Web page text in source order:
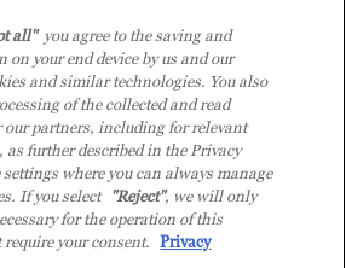
S.r.l. - Sede legale: via Luigi Russolo 9, 20138
al Registro delle Imprese di Milano e
- P.IVA: 07092780159 - Eur 12.569.000,00 i.v -
logo sono marchi registrati di TD SYNNEX
all"you agree to the saving and
your end device by us and our
and similar technologies. You also
of the collected and read
our partners, including for relevant
as further described in the Privacy
where you can always manage
If you select "Reject", we will only
for the operation of this
your consent. Privacy